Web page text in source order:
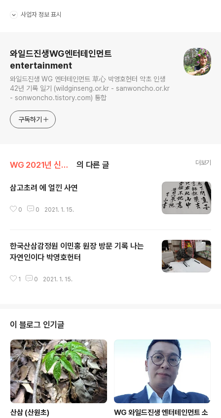
사업자 정보 표시
와일드진생WG엔터테인먼트
entertainment
와일드진생 WG 엔터테인먼트 草心 박영호헌터 약초 인생
42년 기록 일기 (wildginseng.or.kr - sanwoncho.or.kr
- sonwoncho.tistory.com) 통합
구독하기
WG 2021년 신축년 기록 의 다른 글 더보기
삼고초려 에 얼낀 사연
0 0 2021. 1. 15.
한국산삼감정원 이민홍 원장 방문 기록 나는
자연인이다 박영호헌터
1 0 2021. 1. 15.
이 블로그 인기글
산삼 (산원초)
WG 와일드진생 엔터테인먼트 소